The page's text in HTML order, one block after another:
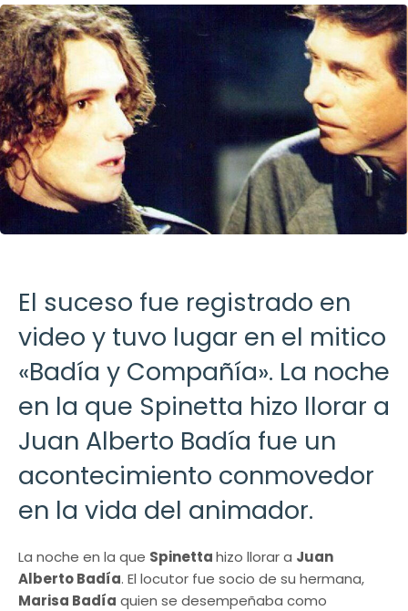
El suceso fue registrado en
video y tuvo lugar en el mitico
«Badía y Compañía». La noche
en la que Spinetta hizo llorar a
Juan Alberto Badía fue un
acontecimiento conmovedor
en la vida del animador.
La noche en la que Spinettahizo llorar a Juan
Alberto Badía. El locutor fue socio de su hermana,
Marisa Badía quien se desempeñaba como